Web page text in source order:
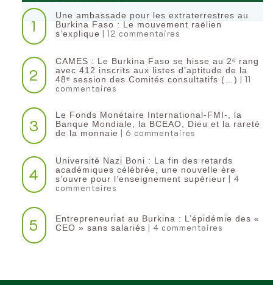
1
Une ambassade pour les extraterrestres au
Burkina Faso : Le mouvement raëlien
s’explique | 12 commentaires
2
CAMES : Le Burkina Faso se hisse au 2ᵉ rang
avec 412 inscrits aux listes d’aptitude de la
48ᵉ session des Comités consultatifs (…) | 11
commentaires
3
Le Fonds Monétaire International-FMI-, la
Banque Mondiale, la BCEAO, Dieu et la rareté
de la monnaie | 6 commentaires
4
Université Nazi Boni : La fin des retards
académiques célébrée, une nouvelle ère
s’ouvre pour l’enseignement supérieur | 4
commentaires
5
Entrepreneuriat au Burkina : L’épidémie des «
CEO » sans salariés | 4 commentaires